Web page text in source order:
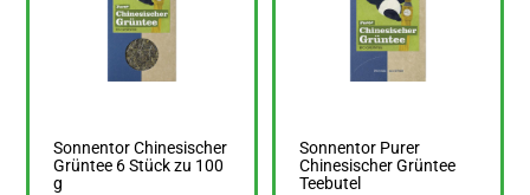
Sonnentor Chinesischer
Grüntee 6 Stück zu 100
g
Sonnentor Purer
Chinesischer Grüntee
Teebutel